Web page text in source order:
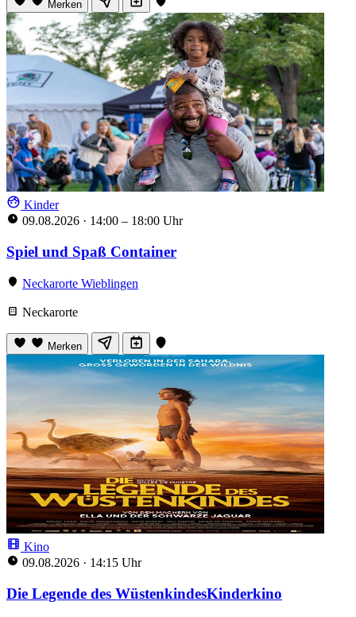
Merken
Kinder
09.08.2026 · 14:00 – 18:00 Uhr
Spiel und Spaß Container
Neckarorte Wieblingen
Neckarorte
Merken
Kino
09.08.2026 · 14:15 Uhr
Die Legende des WüstenkindesKinderkino